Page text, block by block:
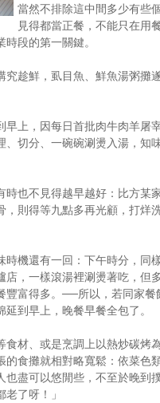
當然不排除這中間多少有些
見得都當正餐，不能只在用
段的第一關鍵。
究趁鮮，虱目魚、鮮魚湯粥
早上，因每日首批肉牛肉羊屠
、切分、一碗碗涮燙入湯，知
時也不見得越早越好：比方
，則得等九點多再光顧，打烊
機還有一回：下午時分，同
店，一樣滾湯裡涮燙著吃，但
富得多。──所以，若同家餐
到早上，晚餐早餐全包了。
食材、或是烹調上以熱炒碳烤
食攤就相對略寬鬆：依菜色
盡可以悠閒些，不至於晚到
了呀！」